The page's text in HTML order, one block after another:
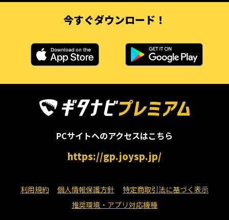
今すぐダウンロード！
PCサイトへのアクセスはこちら
https://gp.joysp.jp/
利用規約 個人情報保護方針
特定商取引法に基づく表示
推奨環境・アプリ対応機種